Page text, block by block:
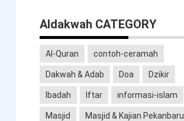
Aldakwah CATEGORY
Al-Quran contoh-ceramah
Dakwah & Adab Doa Dzikir
Ibadah Iftar informasi-islam
Masjid Masjid & Kajian Pekanbaru